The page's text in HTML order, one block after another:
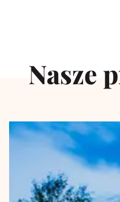
Nasze